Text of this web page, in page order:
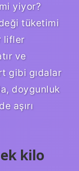
yiyor?
tüketimi
lifler
ve
gibi gıdalar
doygunluk
aşırı
kilo